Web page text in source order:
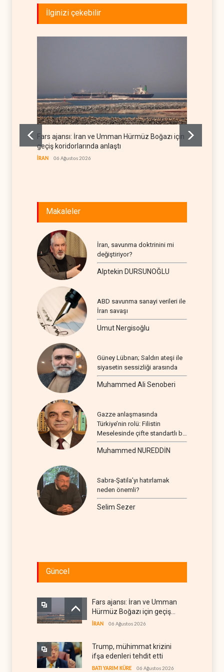
İlginizi çekebilir
Fars ajansı: İran ve Umman Hürmüz Boğazı için
geçiş koridorlarında anlaştı
İRAN 06 Ağustos 2026
Makaleler
İran, savunma doktrinini mi
değiştiriyor?
Alptekin DURSUNOĞLU
ABD savunma sanayi verileri ile
İran savaşı
Umut Nergisoğlu
Güney Lübnan; Saldırı ateşi ile
siyasetin sessizliği arasında
Muhammed Ali Senoberi
Gazze anlaşmasında
Türkiye’nin rolü: Filistin
Meselesinde çifte standartlı bir
seyir
Muhammed NUREDDİN
Sabra-Şatila’yı hatırlamak
neden önemli?
Selim Sezer
Güncel
Fars ajansı: İran ve Umman
Hürmüz Boğazı için geçiş
koridorlarında anlaştı
İRAN 06 Ağustos 2026
Trump, mühimmat krizini
ifşa edenleri tehdit etti
BATI YARIM KÜRE 06 Ağustos 2026